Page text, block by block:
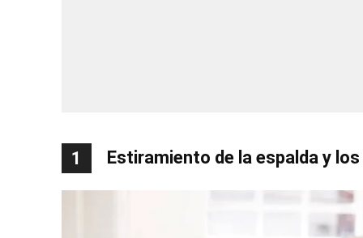
1 Estiramiento de la espalda y